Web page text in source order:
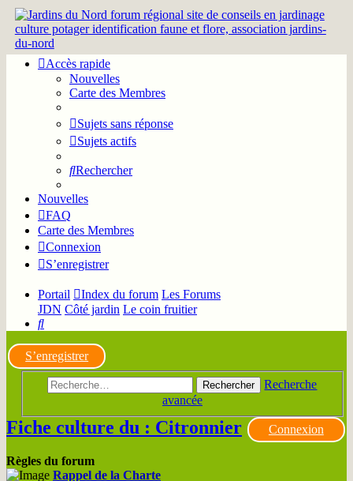
Accès rapide
Nouvelles
Carte des Membres
Sujets sans réponse
Sujets actifs
Rechercher
Nouvelles
FAQ
Carte des Membres
Connexion
S’enregistrer
Portail Index du forum Les Forums
JDN Côté jardin Le coin fruitier
Rechercher
S’enregistrer
Rechercher
Recherche
avancée
Connexion
Fiche culture du : Citronnier
Règles du forum
Rappel de la Charte